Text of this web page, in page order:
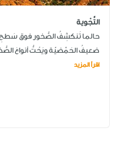
التَّجْوية
حالما تَنكشِفُ الصُّخور فوق
ضعيفُ الحَمْضيّة ويَحُتُّ أنواعَ
اقرأ المزيد